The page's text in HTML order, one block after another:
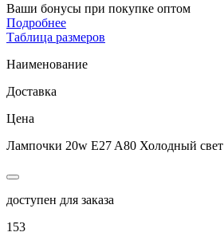
Ваши бонусы при покупке оптом
Подробнее
Таблица размеров
Наименование
Доставка
Цена
Лампочки 20w E27 A80 Холодный свет
доступен для заказа
153